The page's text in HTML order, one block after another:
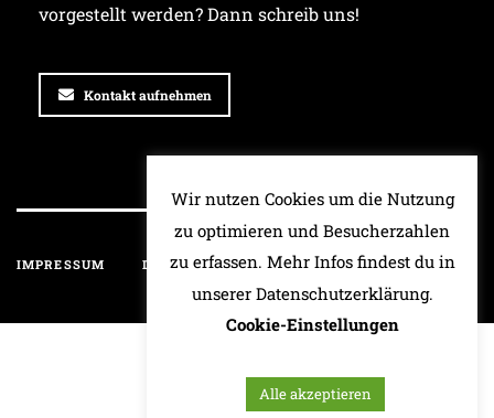
vorgestellt werden? Dann schreib uns!
Kontakt aufnehmen
IMPRESSUM DATENSCHUTZ HAFTUNGSAUSSCHLUSS
Wir nutzen Cookies um die Nutzung
zu optimieren und Besucherzahlen
zu erfassen. Mehr Infos findest du in
unserer Datenschutzerklärung.
Cookie-Einstellungen
Alle akzeptieren